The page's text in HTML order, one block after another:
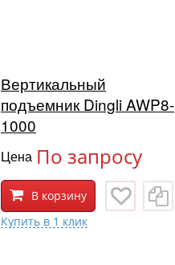
Вертикальный
подъемник Dingli AWP8-
1000
Цена По запросу
В корзину